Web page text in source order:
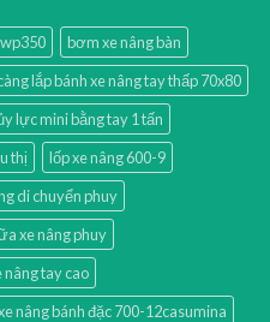
bơm xe nâng bàn
lắp bánh xe nâng tay thấp 70x80
lực mini bằng tay 1 tấn
thị
lốp xe nâng 600-9
di chuyển phuy
xe nâng phuy
nâng tay cao
nâng bánh đặc 700-12casumina